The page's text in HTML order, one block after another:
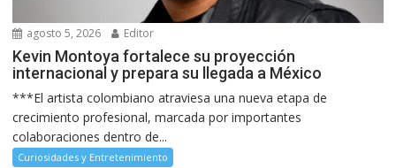
agosto 5, 2026 Editor
Kevin Montoya fortalece su proyección
internacional y prepara su llegada a México
***El artista colombiano atraviesa una nueva etapa de
crecimiento profesional, marcada por importantes
colaboraciones dentro de...
Curiosidades y Entretenimiento